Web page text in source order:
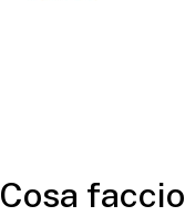
Cosa faccio